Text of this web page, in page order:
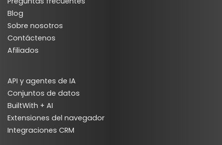
Blog
Sobre nosotros
Contáctenos
Afiliados
API y agentes de IA
Conjuntos de datos
BuiltWith + AI
Extensiones del navegador
Integraciones CRM